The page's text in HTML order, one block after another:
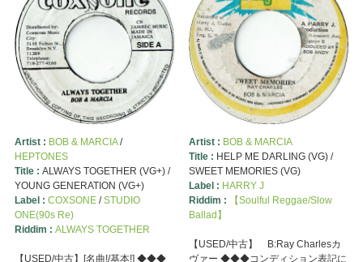
Artist : BOB & MARCIA/
HEPTONES
Title : ALWAYS TOGETHER (VG+) /
YOUNG GENERATION (VG+)
Label : COXSONE/STUDIO
ONE(90s Re)
Riddim : ALWAYS TOGETHER
【USED/中古】[名曲!/基本!] ◆◆◆
Artist : BOB & MARCIA
Title : HELP ME DARLING (VG) /
SWEET MEMORIES (VG)
Label : HARRY J
Riddim :
【Soulful Reggae/Slow
Ballad】
【USED/中古】 B:Ray Charlesカ
ヴァー ◆◆◆コンディション表記に